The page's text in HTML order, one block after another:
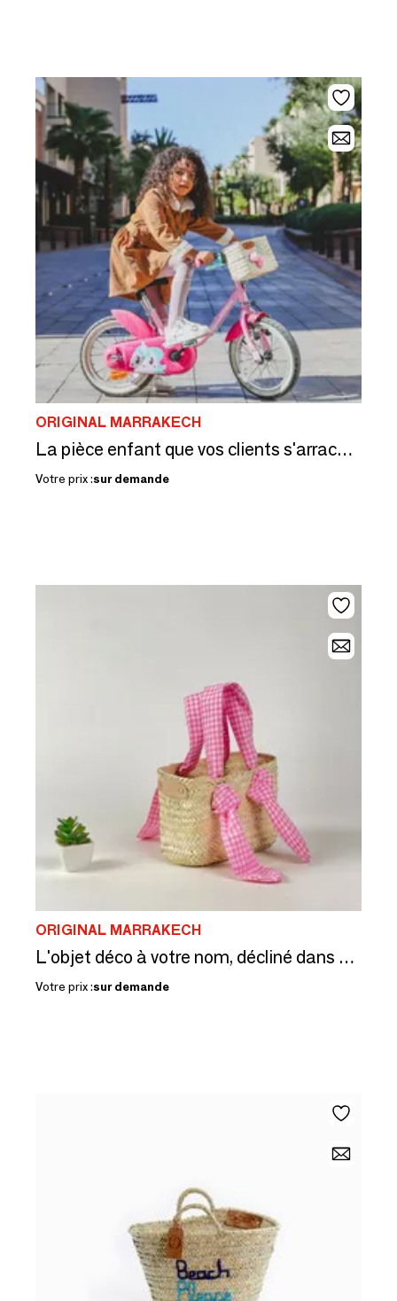
ORIGINAL MARRAKECH
La pièce enfant que vos clients s'arrachent — à son prénom
Votre prix :sur demande
ORIGINAL MARRAKECH
L'objet déco à votre nom, décliné dans vos 26 couleurs
Votre prix :sur demande